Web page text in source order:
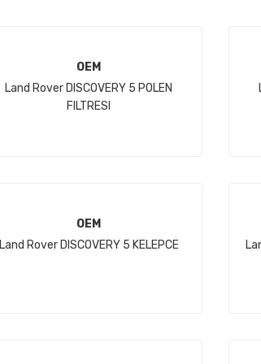
OEM
Land Rover DISCOVERY 5 POLEN
FILTRESI
OEM
Land Rover DISCOVERY 5 KELEPCE